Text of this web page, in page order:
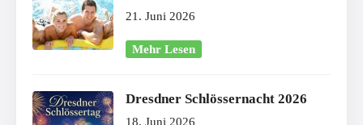
21. Juni 2026
Mehr Lesen
Dresdner Schlössernacht 2026
18. Juni 2026